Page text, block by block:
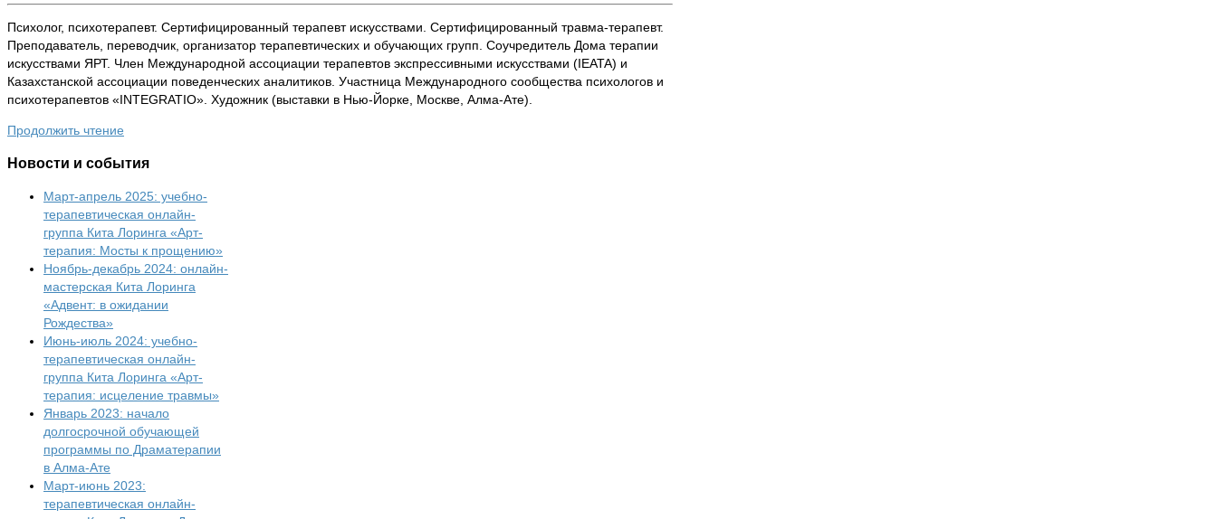
Психолог, психотерапевт. Сертифицированный терапевт искусствами. Сертифицированный травма-терапевт.
Преподаватель, переводчик, организатор терапевтических и обучающих групп. Соучредитель Дома терапии
искусствами ЯРТ. Член Международной ассоциации терапевтов экспрессивными искусствами (IEATA) и
Казахстанской ассоциации поведенческих аналитиков. Участница Международного сообщества психологов и
психотерапевтов «INTEGRATIO». Художник (выставки в Нью-Йорке, Москве, Алма-Ате).
Продолжить чтение
Новости и события
Март-апрель 2025: учебно-
терапевтическая онлайн-
группа Кита Лоринга «Арт-
терапия: Мосты к прощению»
Ноябрь-декабрь 2024: онлайн-
мастерская Кита Лоринга
«Адвент: в ожидании
Рождества»
Июнь-июль 2024: учебно-
терапевтическая онлайн-
группа Кита Лоринга «Арт-
терапия: исцеление травмы»
Январь 2023: начало
долгосрочной обучающей
программы по Драматерапии
в Алма-Ате
Март-июнь 2023:
терапевтическая онлайн-
группа Кита Лоринга «Дары